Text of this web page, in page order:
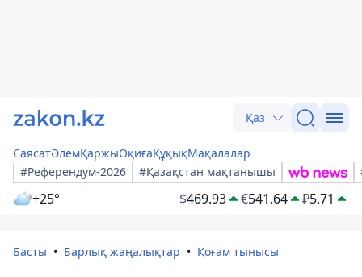
Қаз
СаясатӘлемҚаржыОқиғаҚұқықМақалалар
#Референдум-2026
#Қазақстан мақтанышы
+25° $469.93 €541.64 ₽5.71
Басты Барлық жаңалықтар Қоғам тынысы